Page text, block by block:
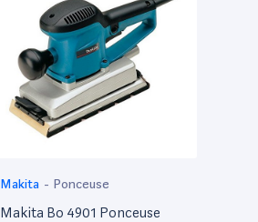
Makita - Ponceuse
Makita Bo 4901 Ponceuse